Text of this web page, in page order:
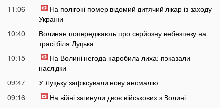
11:06
На полігоні помер відомий дитячий лікар із заходу
України
10:40
Волинян попереджають про серйозну небезпеку на
трасі біля Луцька
10:15
На Волині негода наробила лиха: показали
наслідки
09:47
У Луцьку зафіксували нову аномалію
09:16
На війні загинули двоє військових з Волині